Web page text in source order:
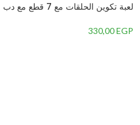
لعبة تكوين الحلقات مع 7 قطع مع دب
330,00EGP